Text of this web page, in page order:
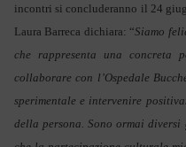
incontri si concluderanno il 24
Laura Barreca dichiara: “Siamo
che rappresenta una concreta
collaborare con l’Ospedale
sperimentale e intervenire
della persona. Sono ormai